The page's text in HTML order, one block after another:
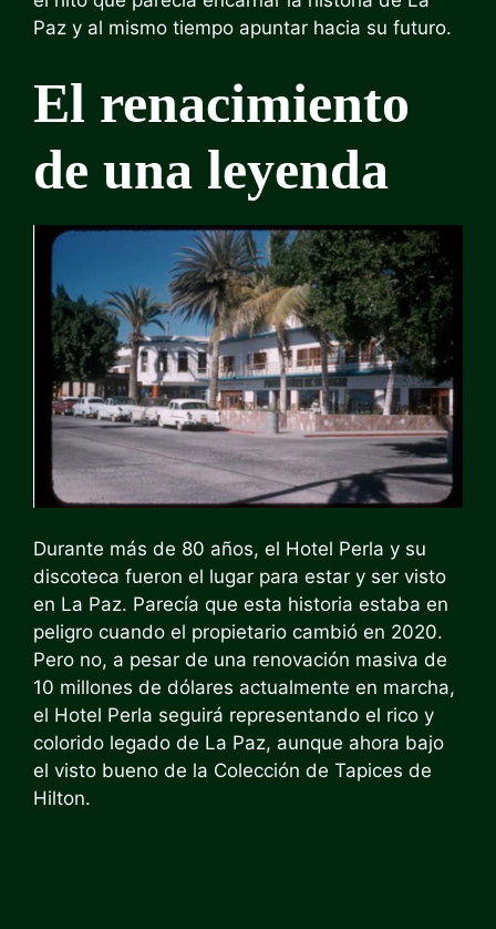
Paz y al mismo tiempo apuntar hacia su futuro.
El renacimiento
de una leyenda
Durante más de 80 años, el Hotel Perla y su
discoteca fueron el lugar para estar y ser visto
en La Paz. Parecía que esta historia estaba en
peligro cuando el propietario cambió en 2020.
Pero no, a pesar de una renovación masiva de
10 millones de dólares actualmente en marcha,
el Hotel Perla seguirá representando el rico y
colorido legado de La Paz, aunque ahora bajo
el visto bueno de la Colección de Tapices de
Hilton.